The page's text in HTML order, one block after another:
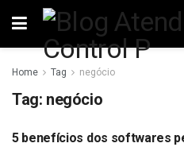
Home Tag negócio
Tag: negócio
NEGÓCIOS
5 benefícios dos softwares